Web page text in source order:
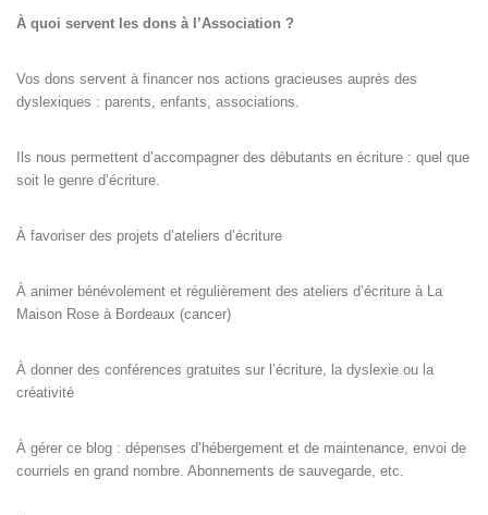
À quoi servent les dons à l’Association ?
Vos dons servent à financer nos actions gracieuses auprès des
dyslexiques : parents, enfants, associations.
Ils nous permettent d’accompagner des débutants en écriture : quel que
soit le genre d’écriture.
À favoriser des projets d’ateliers d’écriture
À animer bénévolement et régulièrement des ateliers d’écriture à La
Maison Rose à Bordeaux (cancer)
À donner des conférences gratuites sur l’écriture, la dyslexie ou la
créativité
À gérer ce blog : dépenses d’hébergement et de maintenance, envoi de
courriels en grand nombre. Abonnements de sauvegarde, etc.